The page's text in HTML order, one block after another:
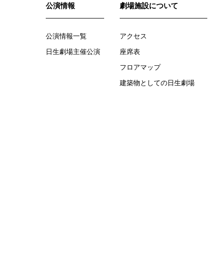
公演情報
公演情報一覧
日生劇場主催公演
劇場施設について
アクセス
座席表
フロアマップ
建築物としての日生劇場